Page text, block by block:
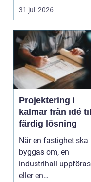
bostäder, broar,...
31 juli 2026
Projektering i
kalmar från idé till
färdig lösning
När en fastighet ska
byggas om, en
industrihall uppföras
eller en